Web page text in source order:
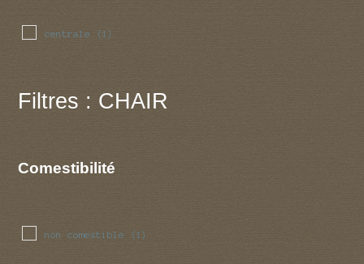
centrale (1)
Filtres : CHAIR
Comestibilité
non comestible (1)